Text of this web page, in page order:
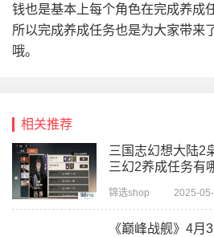
钱也是基本上每个角色在完成养成
所以完成养成任务也是为大家带来
哦。
相关推荐
三国志幻想大陆2
三幻2养成任务有
锦选shop 2025-
《巅峰战舰》4月